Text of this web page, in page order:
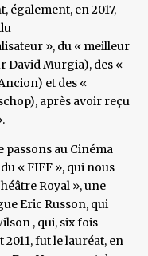
également, en 2017,
», du « meilleur
David Murgia), des «
et des «
après avoir reçu
au Cinéma
« FIFF », qui nous
Royal », une
Eric Russon, qui
, qui, six fois
2011, fut le lauréat, en